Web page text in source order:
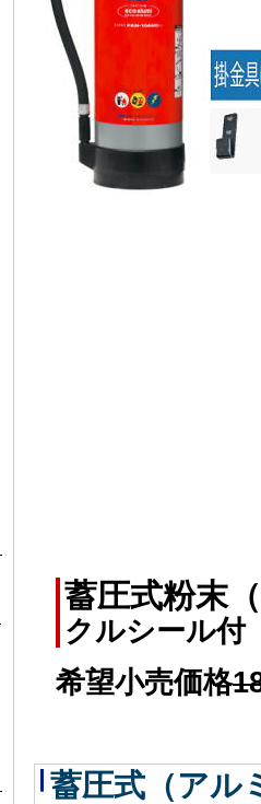
蓄圧式粉末
クルシール付
希望小売価格
蓄圧式（アル